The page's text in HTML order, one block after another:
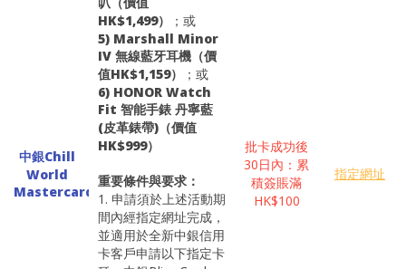
中銀Chill
World
Mastercard
HK$1,499）
；或
5) Marshall Minor
IV 無線藍牙耳機（價
值HK$1,159）
；或
6) HONOR Watch
Fit 智能手錶 丹寧藍
(皮革錶帶)（價值
HK$999）
重要條件與要求：
1. 申請須於上述活動期
間內經指定網址完成，
並適用於全新中銀信用
卡客戶申請以下指定卡
批卡成功後
30日內：累
積簽賬滿
HK$100
指定網址